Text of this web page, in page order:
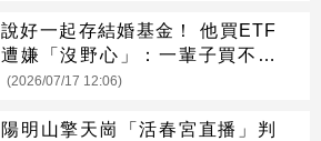
說好一起存結婚基金！ 他買ETF
遭嫌「沒野心」：一輩子買不起
房
(2026/07/17 12:06)
陽明山擎天崗「活春宮直播」判